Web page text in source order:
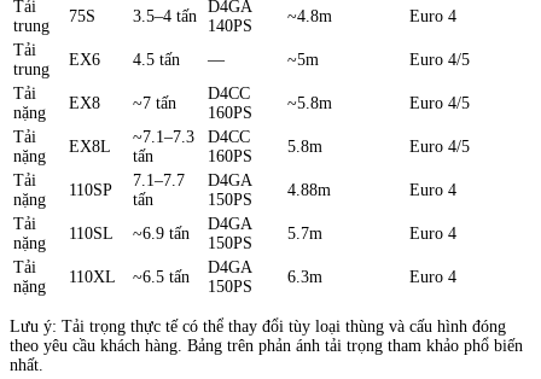
Tải
trung
75S 3.5–4 tấn
D4GA
140PS
~4.8m
Euro 4
Tải
trung
EX6 4.5 tấn — ~5m
Euro 4/5
Tải
nặng
EX8 ~7 tấn
D4CC
160PS
~5.8m
Euro 4/5
Tải
nặng
EX8L
~7.1–7.3
tấn
D4CC
160PS
5.8m
Euro 4/5
Tải
nặng
110SP
7.1–7.7
tấn
D4GA
150PS
4.88m
Euro 4
Tải
nặng
110SL ~6.9 tấn
D4GA
150PS
5.7m
Euro 4
Tải
nặng
110XL ~6.5 tấn
D4GA
150PS
6.3m Euro 4
Lưu ý: Tải trọng thực tế có thể thay đổi tùy loại thùng và cấu hình đóng
theo yêu cầu khách hàng. Bảng trên phản ánh tải trọng tham khảo phổ biến
nhất.